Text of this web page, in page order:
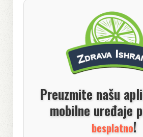
Preuzmite našu
mobilne uređaje
besplatno!